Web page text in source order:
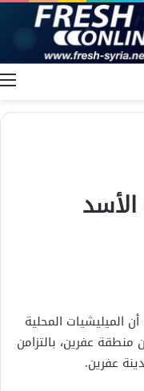
الميليشيات المحلية
منطقة عفرين، بالتزامن
عفرين.